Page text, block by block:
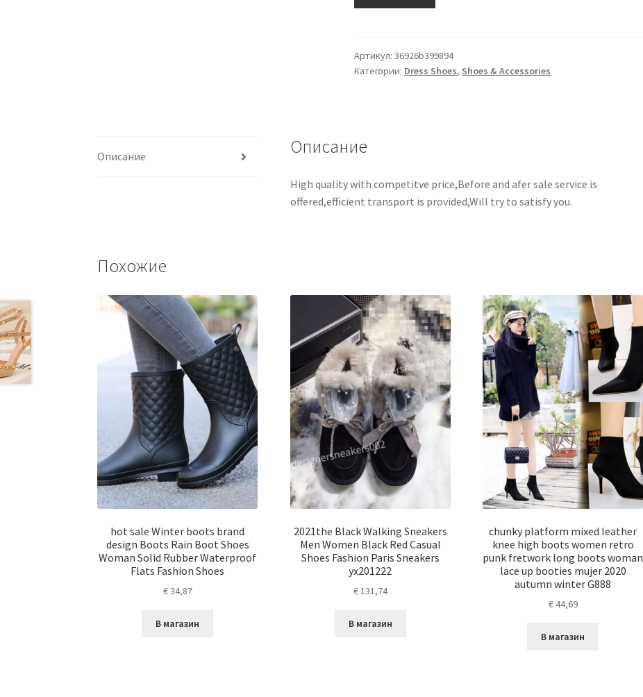
Артикул:36926b399894
Категории: Dress Shoes, Shoes & Accessories
Описание Описание
High quality with competitve price,Before and afer sale service is
offered,efficient transport is provided,Will try to satisfy you.
Похожие
hot sale Winter boots brand
design Boots Rain Boot Shoes
Woman Solid Rubber Waterproof
Flats Fashion Shoes
€34,87
В магазин
2021the Black Walking Sneakers
Men Women Black Red Casual
Shoes Fashion Paris Sneakers
yx201222
€131,74
В магазин
chunky platform mixed leather
knee high boots women retro
punk fretwork long boots woman
lace up booties mujer 2020
autumn winter G888
€44,69
В магазин